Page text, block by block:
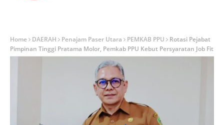
Home DAERAH Penajam Paser Utara PEMKAB PPU
Rotasi Pejabat
Pimpinan Tinggi Pratama Molor, Pemkab PPU Kebut Persyaratan Job Fit